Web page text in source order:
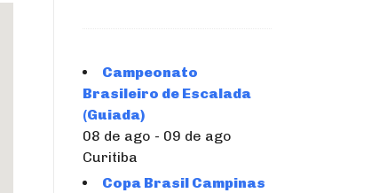
Campeonato
Brasileiro de Escalada
(Guiada)
08 de ago - 09 de ago
Curitiba
Copa Brasil Campinas